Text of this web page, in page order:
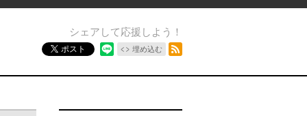
シェアして応援しよう！
ポスト 埋め込む